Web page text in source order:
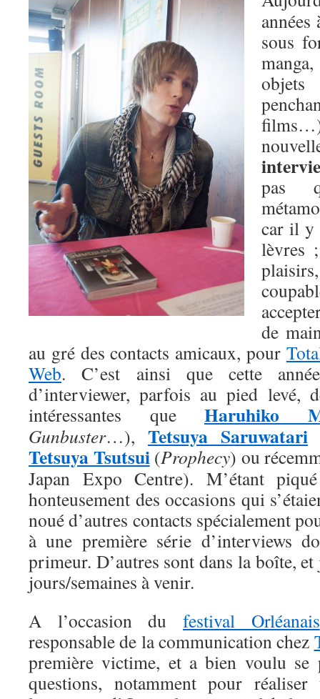
sous
pas
car il y
lèvres
de
au gré des contacts amicaux, pour
Web. C’est ainsi que cette
d’interviewer, parfois au pied levé,
intéressantes que Haruhiko
Gunbuster…), Tetsuya Saruwatari
Tetsuya Tsutsui(Prophecy) ou
Japan Expo Centre). M’étant
honteusement des occasions qui
noué d’autres contacts spécialement
à une première série d’interviews
primeur. D’autres sont dans la boîte,
jours/semaines à venir.
A l’occasion du festival Orléanais
responsable de la communication chez
première victime, et a bien voulu
questions, notamment pour